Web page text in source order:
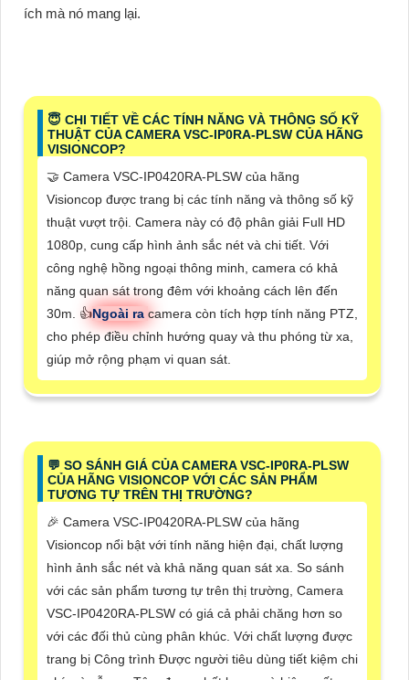
ích mà nó mang lại.
😇 CHI TIẾT VỀ CÁC TÍNH NĂNG VÀ THÔNG SỐ KỸ
THUẬT CỦA CAMERA VSC-IP0RA-PLSW CỦA HÃNG
VISIONCOP?
🤝 Camera VSC-IP0420RA-PLSW của hãng
Visioncop được trang bị các tính năng và thông số kỹ
thuật vượt trội. Camera này có độ phân giải Full HD
1080p, cung cấp hình ảnh sắc nét và chi tiết. Với
công nghệ hồng ngoại thông minh, camera có khả
năng quan sát trong đêm với khoảng cách lên đến
30m. 👍Ngoài ra camera còn tích hợp tính năng PTZ,
cho phép điều chỉnh hướng quay và thu phóng từ xa,
giúp mở rộng phạm vi quan sát.
️💬 SO SÁNH GIÁ CỦA CAMERA VSC-IP0RA-PLSW
CỦA HÃNG VISIONCOP VỚI CÁC SẢN PHẨM
TƯƠNG TỰ TRÊN THỊ TRƯỜNG?
️🎉 Camera VSC-IP0420RA-PLSW của hãng
Visioncop nổi bật với tính năng hiện đại, chất lượng
hình ảnh sắc nét và khả năng quan sát xa. So sánh
với các sản phẩm tương tự trên thị trường, Camera
VSC-IP0420RA-PLSW có giá cả phải chăng hơn so
với các đối thủ cùng phân khúc. Với chất lượng được
trang bị Công trình Được người tiêu dùng tiết kiệm chi